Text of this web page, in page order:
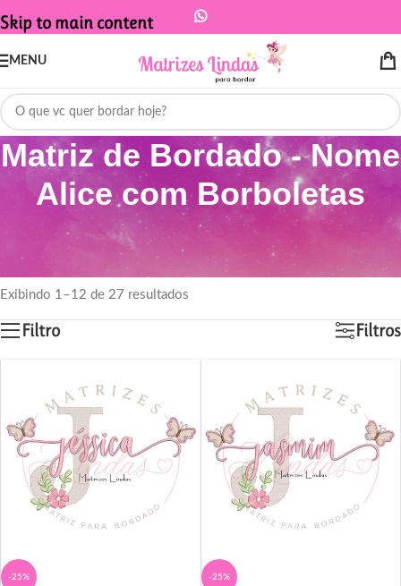
Skip to main content
MENU
Matriz de Bordado - Nome
Alice com Borboletas
Início
Produtos marcados com a tag “Matriz de Bordado - Nome Alice
com Borboletas”
Exibindo 1–12 de 27 resultados
Filtro Filtros
-25% -25%